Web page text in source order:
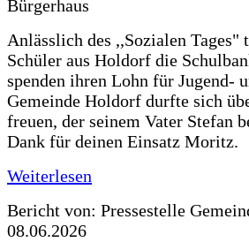
Anlässlich des ,,Sozialen Tages"
Schüler aus Holdorf die
spenden ihren Lohn für Jugend-
Gemeinde Holdorf durfte sich
freuen, der seinem Vater Stefan
Dank für deinen Einsatz Moritz.
Weiterlesen
Bericht von: Pressestelle
08.06.2026